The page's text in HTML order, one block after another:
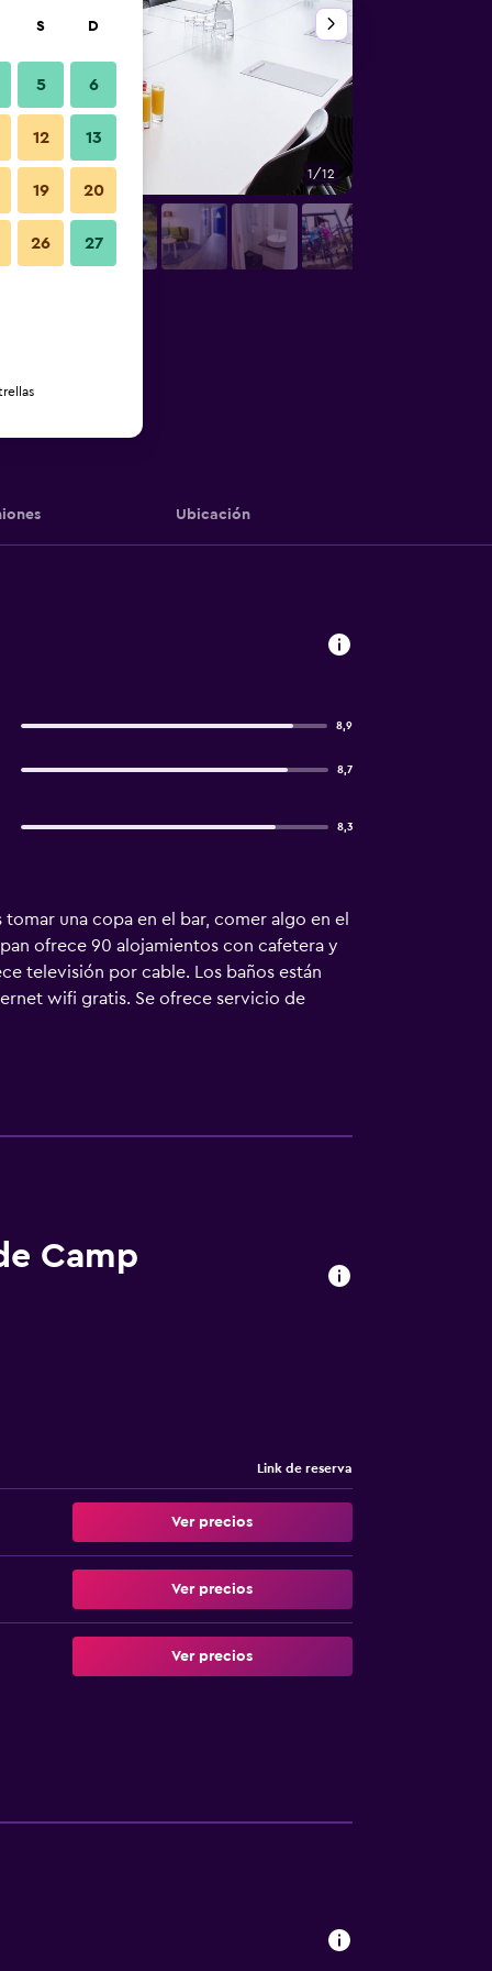
1/12
Ubicación
8,9
8,7
8,3
una copa en el bar, comer algo en el
ofrece 90 alojamientos con cafetera y
televisión por cable. Los baños están
wifi gratis. Se ofrece servicio de
acceso directo a las pistas de
más abajo en las instalaciones o cerca
Camp
Link de reserva
Ver precios
Ver precios
Ver precios
S D
5 6
12 13
19 20
26 27